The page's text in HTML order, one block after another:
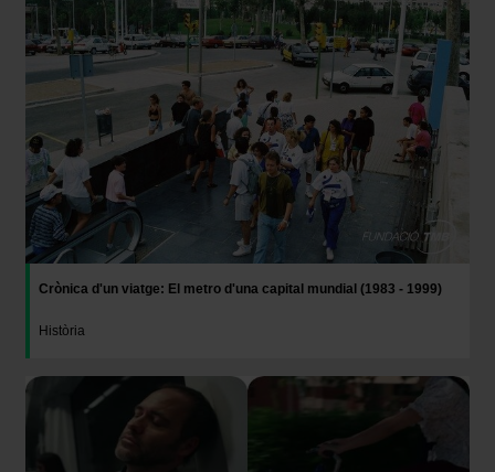
Crònica d'un viatge: El metro d'una capital mundial (1983 - 1999)
Història
Imatge